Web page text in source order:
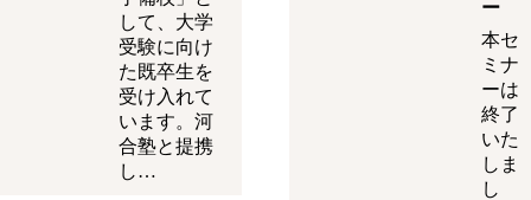
して、大学
受験に向け
た既卒生を
受け入れて
います。河
合塾と提携
し…
ー
本セ
ミナ
ーは
終了
いた
しま
し